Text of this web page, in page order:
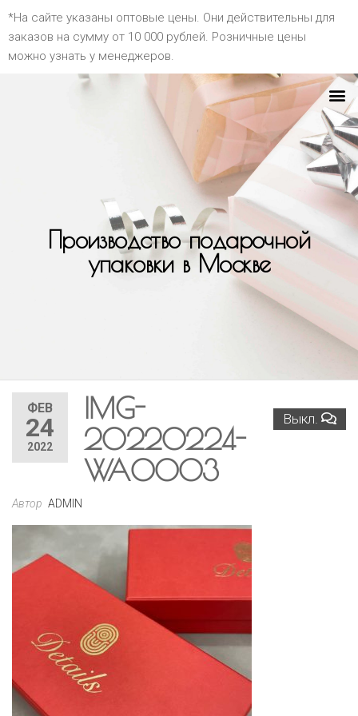
*На сайте указаны оптовые цены. Они действительны для
заказов на сумму от 10 000 рублей. Розничные цены
можно узнать у менеджеров.
Производство подарочной
упаковки в Москве
ФЕВ
24
2022
Выкл.
IMG-
20220224-
WA0003
Автор ADMIN